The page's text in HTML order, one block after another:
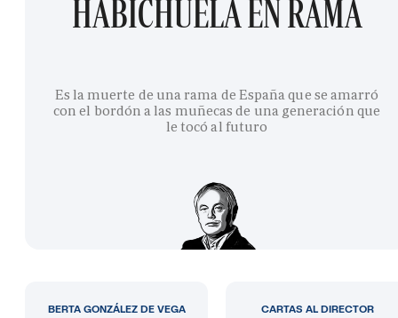
HABICHUELA EN RAMA
Es la muerte de una rama de España que se amarró
con el bordón a las muñecas de una generación que
le tocó al futuro
BERTA GONZÁLEZ DE VEGA CARTAS AL DIRECTOR